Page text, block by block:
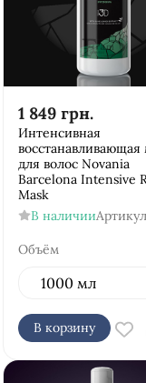
1 849 грн.
Интенсивная
восстанавливающая
для волос Novania
Barcelona Intensive
Mask
В наличииАртикул
Объём
В корзину